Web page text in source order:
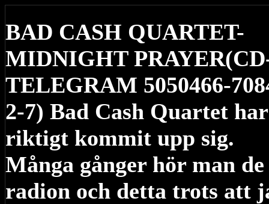
BAD CASH QUARTET-
MIDNIGHT
TELEGRAM 5050466-
2-7) Bad Cash Quartet har
riktigt kommit upp sig.
Många gånger hör man de
radion och detta trots att